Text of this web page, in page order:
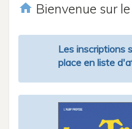
home Bienvenue sur
Les inscriptions
place en liste